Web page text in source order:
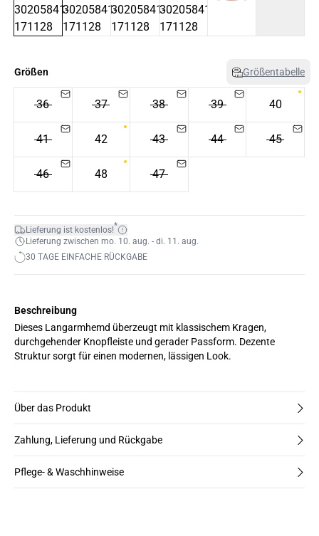
Größen Größentabelle
36 37 38 39 40
41 42 43 44 45
46 48 47
Lieferung ist kostenlos!*
Lieferung zwischen mo. 10. aug. - di. 11. aug.
30 TAGE EINFACHE RÜCKGABE
Beschreibung
Dieses Langarmhemd überzeugt mit klassischem Kragen,
durchgehender Knopfleiste und gerader Passform. Dezente
Struktur sorgt für einen modernen, lässigen Look.
Über das Produkt
Zahlung, Lieferung und Rückgabe
Pflege- & Waschhinweise